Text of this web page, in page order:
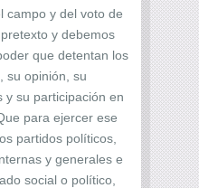
campo y del voto de
y debemos
que detentan los
su opinión, su
y su participación en
para ejercer ese
partidos políticos,
y generales e
social o político,